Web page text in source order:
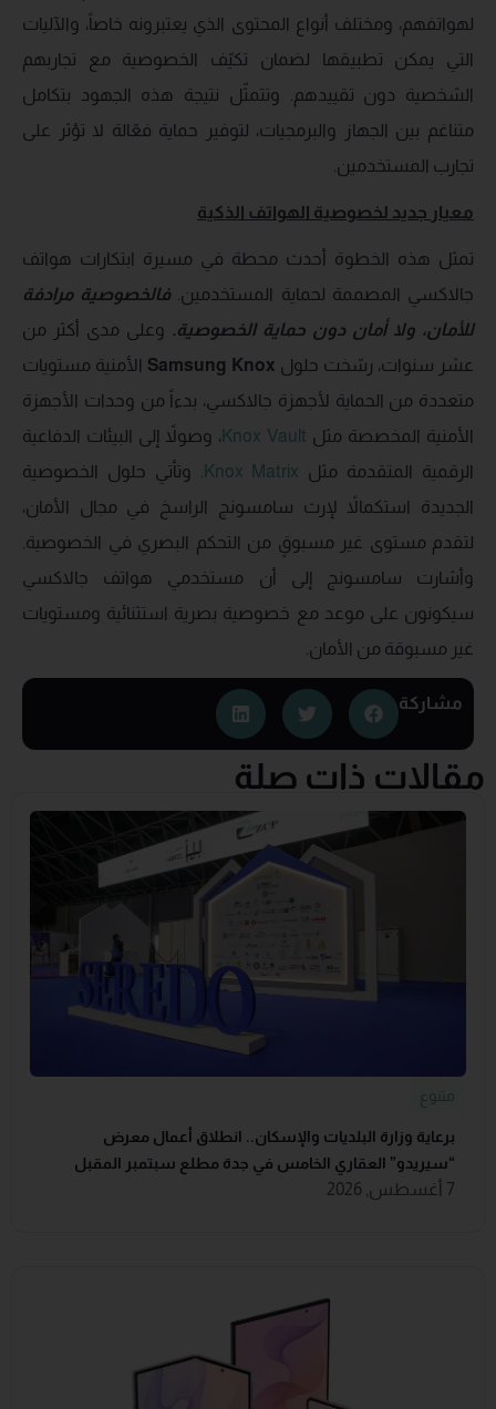
لهواتفهم، ومختلف أنواع المحتوى الذي يعتبرونه خاصاً، والآليات
التي يمكن تطبيقها لضمان تكيّف الخصوصية مع تجاربهم
الشخصية دون تقييدهم. وتتمثّل نتيجة هذه الجهود بتكامل
متناغم بين الجهاز والبرمجيات، لتوفير حماية فعّالة لا تؤثر على
تجارب المستخدمين.
معيار جديد لخصوصية الهواتف الذكية
تمثل هذه الخطوة أحدث محطة في مسيرة ابتكارات هواتف
جالاكسي المصممة لحماية المستخدمين.فالخصوصية مرادفة
للأمان، ولا أمان دون حماية الخصوصية. وعلى مدى أكثر من
عشر سنوات، رسّخت حلول Samsung Knox الأمنية مستويات
متعددة من الحماية لأجهزة جالاكسي، بدءاً من وحدات الأجهزة
الأمنية المخصصة مثل Knox Vault ، وصولاً إلى البيئات الدفاعية
الرقمية المتقدمة مثل Knox Matrix
. وتأتي حلول الخصوصية
الجديدة استكمالاً لإرث سامسونج الراسخ في مجال الأمان،
لتقدم مستوى غير مسبوقٍ من التحكم البصري في الخصوصية.
وأشارت سامسونج إلى أن مستخدمي هواتف جالاكسي
سيكونون على موعد مع خصوصية بصرية استثنائية ومستويات
غير مسبوقة من الأمان.
مشاركة
مقالات ذات صلة
متنوع
برعاية وزارة البلديات والإسكان.. انطلاق أعمال معرض
“سيريدو” العقاري الخامس في جدة مطلع سبتمبر المقبل
7 أغسطس, 2026